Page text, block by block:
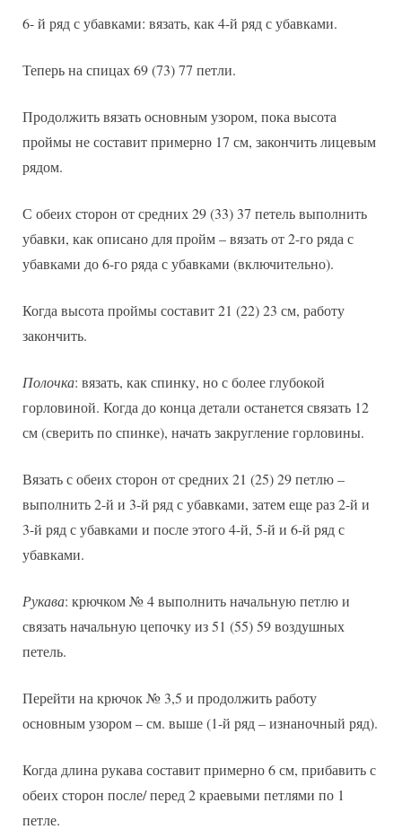
6- й ряд с убавками: вязать, как 4-й ряд с убавками.
Теперь на спицах 69 (73) 77 петли.
Продолжить вязать основным узором, пока высота
проймы не составит примерно 17 см, закончить лицевым
рядом.
С обеих сторон от средних 29 (33) 37 петель выполнить
убавки, как описано для пройм – вязать от 2-го ряда с
убавками до 6-го ряда с убавками (включительно).
Когда высота проймы составит 21 (22) 23 см, работу
закончить.
Полочка: вязать, как спинку, но с более глубокой
горловиной. Когда до конца детали останется связать 12
см (сверить по спинке), начать закругление горловины.
Вязать с обеих сторон от средних 21 (25) 29 петлю –
выполнить 2-й и 3-й ряд с убавками, затем еще раз 2-й и
3-й ряд с убавками и после этого 4-й, 5-й и 6-й ряд с
убавками.
Рукава: крючком № 4 выполнить начальную петлю и
связать начальную цепочку из 51 (55) 59 воздушных
петель.
Перейти на крючок № 3,5 и продолжить работу
основным узором – см. выше (1-й ряд – изнаночный ряд).
Когда длина рукава составит примерно 6 см, прибавить с
обеих сторон после/ перед 2 краевыми петлями по 1
петле.